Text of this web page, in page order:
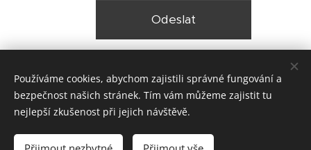
Odeslat
© 2025 Zateplení fasády Praha |Lokality
Používáme cookies, abychom zajistili správné fungování a
bezpečnost našich stránek. Tím vám můžeme zajistit tu
nejlepší zkušenost při jejich návštěvě.